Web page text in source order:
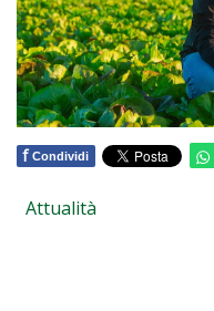
f Condividi
Attualità